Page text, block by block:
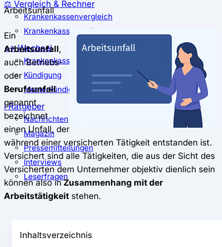
⚖️ Vergleich & Rechner
Krankenkassenvergleich
Krankenkassenrechner
↔ Wechsel
Krankenkassenwechsel
Kündigung
Musterkündigung
ℹ Ratgeber
Nachrichten
Magazin
Pressemitteilungen
Interviews
Leserfragen
Arbeitsunfall
Ein
Arbeitsunfall,
auch Betriebs-
oder
Berufsunfall
genannt,
bezeichnet
einen Unfall, der
während einer versicherten Tätigkeit entstanden ist.
Versichert sind alle Tätigkeiten, die aus der Sicht des
Versicherten dem Unternehmer objektiv dienlich sein
können also inZusammenhang mit der
Arbeitstätigkeit stehen.
Inhaltsverzeichnis